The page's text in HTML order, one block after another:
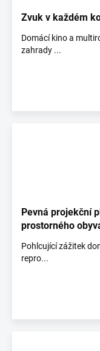
Zvuk v každém
Domácí kino a
zahrady ...
Pevná projekční
prostorného
Pohlcující zážitek
repro...